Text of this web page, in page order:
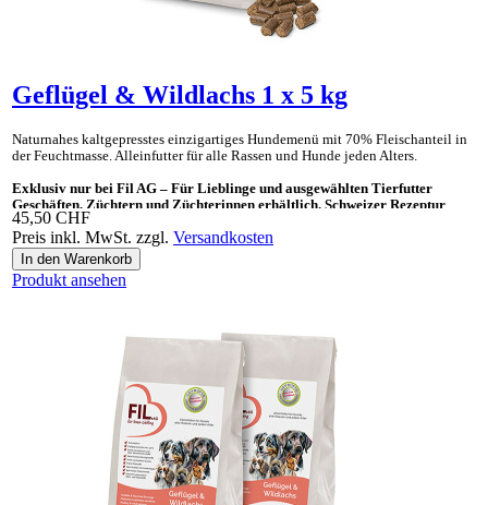
Geflügel & Wildlachs 1 x 5 kg
Naturnahes kaltgepresstes einzig­artiges Hunde­menü mit 70% Fleisch­anteil in
der Feucht­masse. Allein­futter für alle Rassen und Hunde jeden Alters.
Exklusiv nur bei Fil AG – Für Lieblinge und ausgewählten Tierfutter
Geschäften, Züchtern und Züchterinnen erhältlich. Schweizer Rezeptur
Ideal auch als «Gesundes Leckerli» und Ergänzungsnahrung für BARF.
45,50 CHF
Preis inkl. MwSt. zzgl. Versandkosten
Produkt ansehen